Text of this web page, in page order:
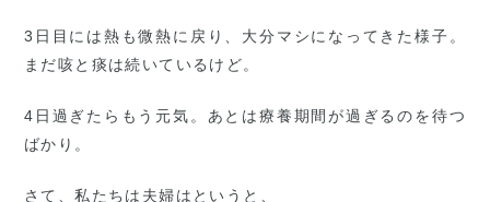
3日目には熱も微熱に戻り、大分マシになってきた様子。
まだ咳と痰は続いているけど。
4日過ぎたらもう元気。あとは療養期間が過ぎるのを待つ
ばかり。
さて、私たちは夫婦はというと、